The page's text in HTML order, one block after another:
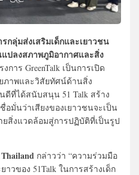
กลุ่มส่งเสริมเด็กและเยาวชน
ปลงสภาพภูมิอากาศและสิ่ง
การ GreenTalk เป็นการเปิด
ภาพและวิสัยทัศน์ด้านสิ่ง
ดีที่ได้สนับสนุน 51 Talk สร้าง
มั่นว่าเสียงของเยาวชนจะเป็น
สิ่งแวดล้อมสู่การปฏิบัติที่เป็นรูป
กล่าวว่า “ความร่วมมือ
วของ 51Talk ในการสร้างเด็ก